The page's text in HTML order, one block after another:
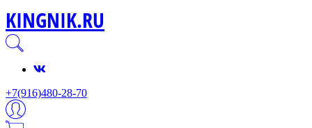
KINGNIK.RU
+7(916)480-28-70